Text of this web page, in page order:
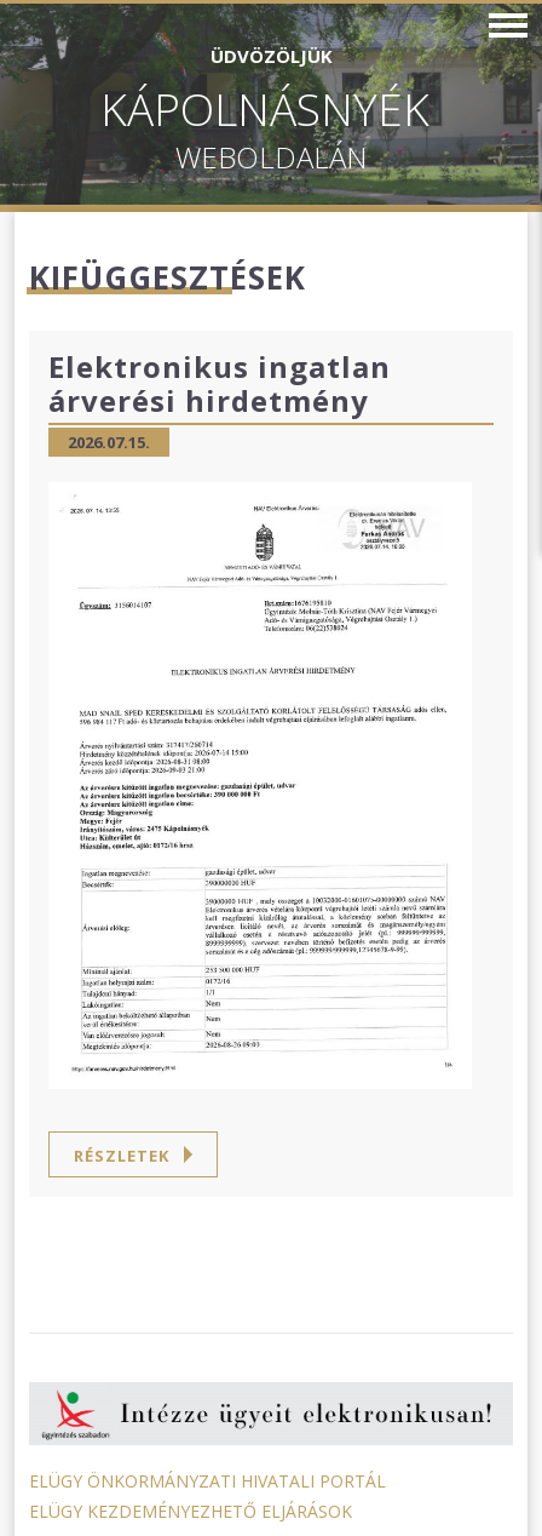
ÜDVÖZÖLJÜK
KÁPOLNÁSNYÉK
WEBOLDALÁN
KIFÜGGESZTÉSEK
Elektronikus ingatlan
árverési hirdetmény
2026.07.15.
RÉSZLETEK
ELÜGY ÖNKORMÁNYZATI HIVATALI PORTÁL
ELÜGY KEZDEMÉNYEZHETŐ ELJÁRÁSOK